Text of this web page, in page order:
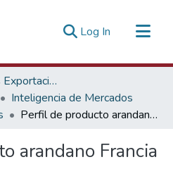
Log In (current)
Promoción de las Exportaciones
Inteligencia de Mercados
Perfil de producto arandano Francia
arandano Francia